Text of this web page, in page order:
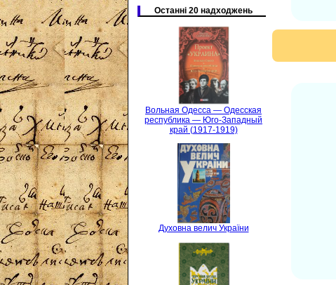
Останні 20 надходжень
Вольная Одесса — Одесская
республика — Юго-Западный
край (1917-1919)
Духовна велич України